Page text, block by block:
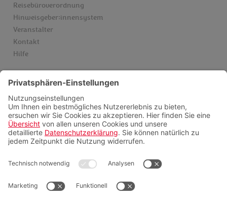
Reisebüroverordnung
Hinweisgeber:innensystem
Veranstalter
Kontakt
Hilfe
Services
Einreise & Visum
Gesundheitsinfos
Kataloge
Newsletter
Servicepauschalen
Videoberatung